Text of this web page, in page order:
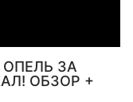
ОПЕЛЬ ЗА
ОБЗОР +